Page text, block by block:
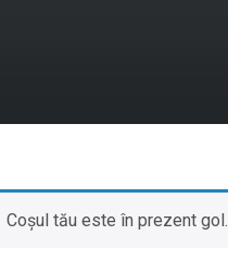
Coșul tău este în prezent gol.